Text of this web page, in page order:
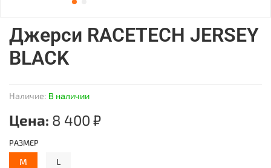
Наличие: В наличии
Джерси RACETECH JERSEY
BLACK
Цена: 8 400 ₽
РАЗМЕР
M L